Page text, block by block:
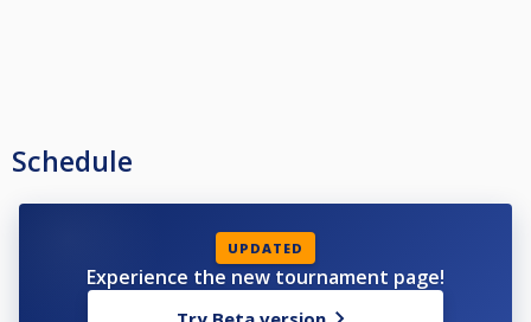
Schedule
UPDATED
Experience the new tournament page!